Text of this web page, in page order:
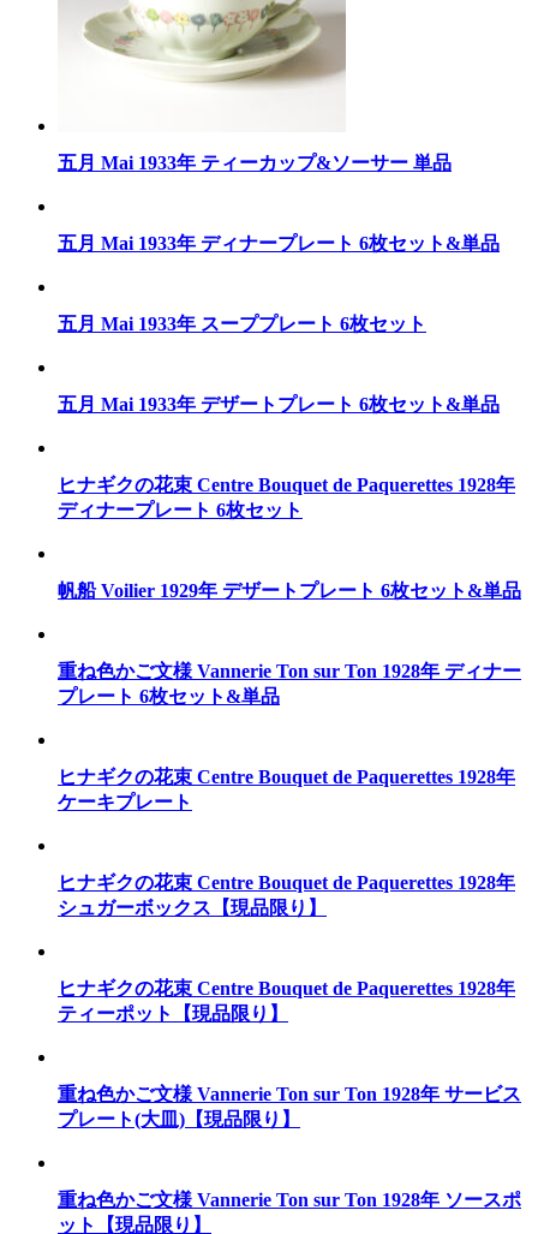
五月 Mai 1933年 ティーカップ&ソーサー 単品
五月 Mai 1933年 ディナープレート 6枚セット&単品
五月 Mai 1933年 スーププレート 6枚セット
五月 Mai 1933年 デザートプレート 6枚セット&単品
ヒナギクの花束 Centre Bouquet de Paquerettes 1928年
ディナープレート 6枚セット
帆船 Voilier 1929年 デザートプレート 6枚セット&単品
重ね色かご文様 Vannerie Ton sur Ton 1928年 ディナー
プレート 6枚セット&単品
ヒナギクの花束 Centre Bouquet de Paquerettes 1928年
ケーキプレート
ヒナギクの花束 Centre Bouquet de Paquerettes 1928年
シュガーボックス【現品限り】
ヒナギクの花束 Centre Bouquet de Paquerettes 1928年
ティーポット【現品限り】
重ね色かご文様 Vannerie Ton sur Ton 1928年 サービス
プレート(大皿)【現品限り】
重ね色かご文様 Vannerie Ton sur Ton 1928年 ソースポ
ット【現品限り】